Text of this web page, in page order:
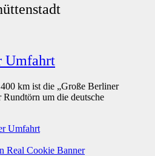
Umfahrt
km ist die „Große Berliner
um die deutsche
Umfahrt
Real Cookie Banner